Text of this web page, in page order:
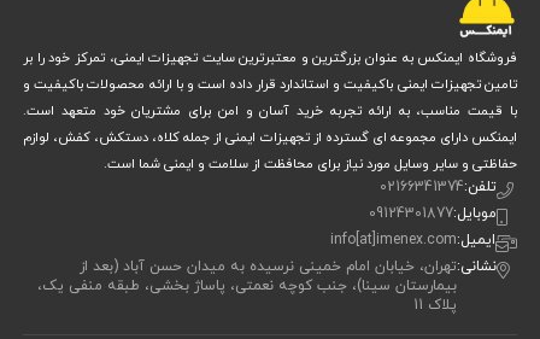
دستکش لاستیکی استادکار ساخته شده از جنس تمام لاتکس طبیعی است
که به آن انعطاف‌پذیری بالایی بخشیده و امکان انجام کارهای ظریف و دقیق را
فراهم می‌کند. این محصول در رنگ‌های سرمه‌ای و طوسی با روکش ضد لغزش
عرضه می‌شودو روکش آن از لغزش دست‌ها جلوگیری کرده و ایمنی را در حین
کار افزایش می‌دهد.
همچنین، این دستکش ضد آب بوده و می‌تواند در برابر رطوبت و سایش
مقاومت خوبی نشان دهد. اما در برابر برش، حلال‌ها، اسید و باز مقاوم نیست.
بیشتر برای مصارف عمومی و صنعتی سبک تا متوسط طراحی شده است.
فروشگاه ایمنکس به عنوان بزرگترین و معتبرترین سایت تجهیزات ایمنی، تمرکز خود را بر
تامین تجهیزات ایمنی باکیفیت و استاندارد قرار داده است و با ارائه محصولات باکیفیت و
با قیمت مناسب، به ارائه تجربه خرید آسان و امن برای مشتریان خود متعهد است.
ایمنکس دارای مجموعه ای گسترده از تجهیزات ایمنی از جمله کلاه، دستکش، کفش، لوازم
حفاظتی و سایر وسایل مورد نیاز برای محافظت از سلامت و ایمنی شما است.
تلفن:02166341374
موبایل:09124301877
ایمیل:info[at]imenex.com
نشانی:تهران، خیابان امام خمینی نرسیده به میدان حسن آباد (بعد از
بیمارستان سینا)، جنب کوچه نعمتی، پاساژ بخشی، طبقه منفی یک،
پلاک 11